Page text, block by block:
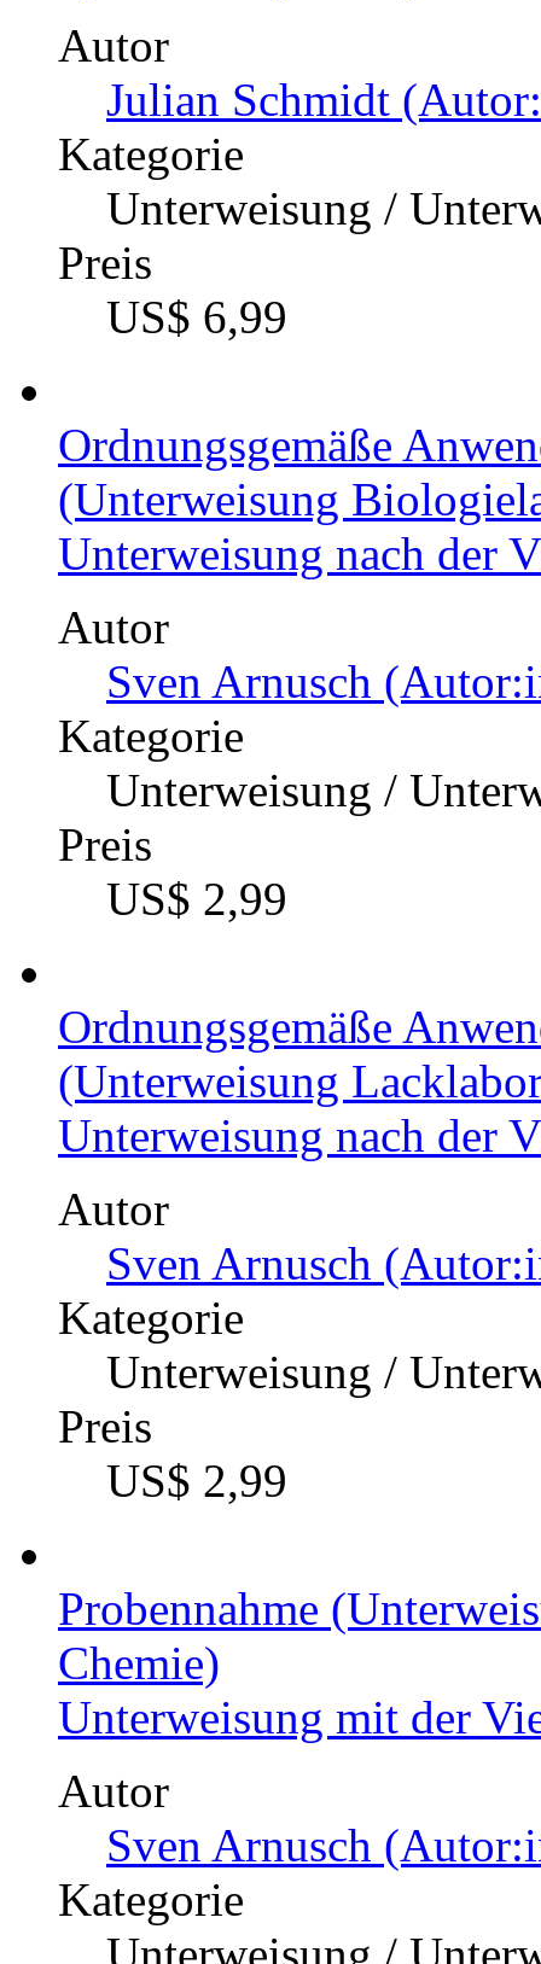
Autor
Julian Schmidt
Kategorie
Unterweisung /
Preis
US$ 6,99
Ordnungsgemäße
(Unterweisung
Unterweisung nach der
Autor
Sven Arnusch
Kategorie
Unterweisung /
Preis
US$ 2,99
Ordnungsgemäße
(Unterweisung
Unterweisung nach der
Autor
Sven Arnusch
Kategorie
Unterweisung /
Preis
US$ 2,99
Probennahme
Chemie)
Unterweisung mit der
Autor
Sven Arnusch
Kategorie